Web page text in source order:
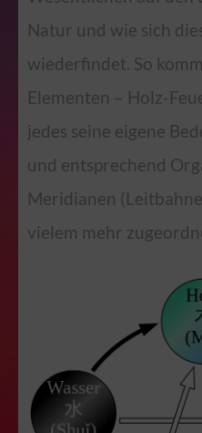
Natur und wie sich
wiederfindet. So
Elementen – Holz-
jedes seine eigene
und entsprechend
Meridianen
vielem mehr